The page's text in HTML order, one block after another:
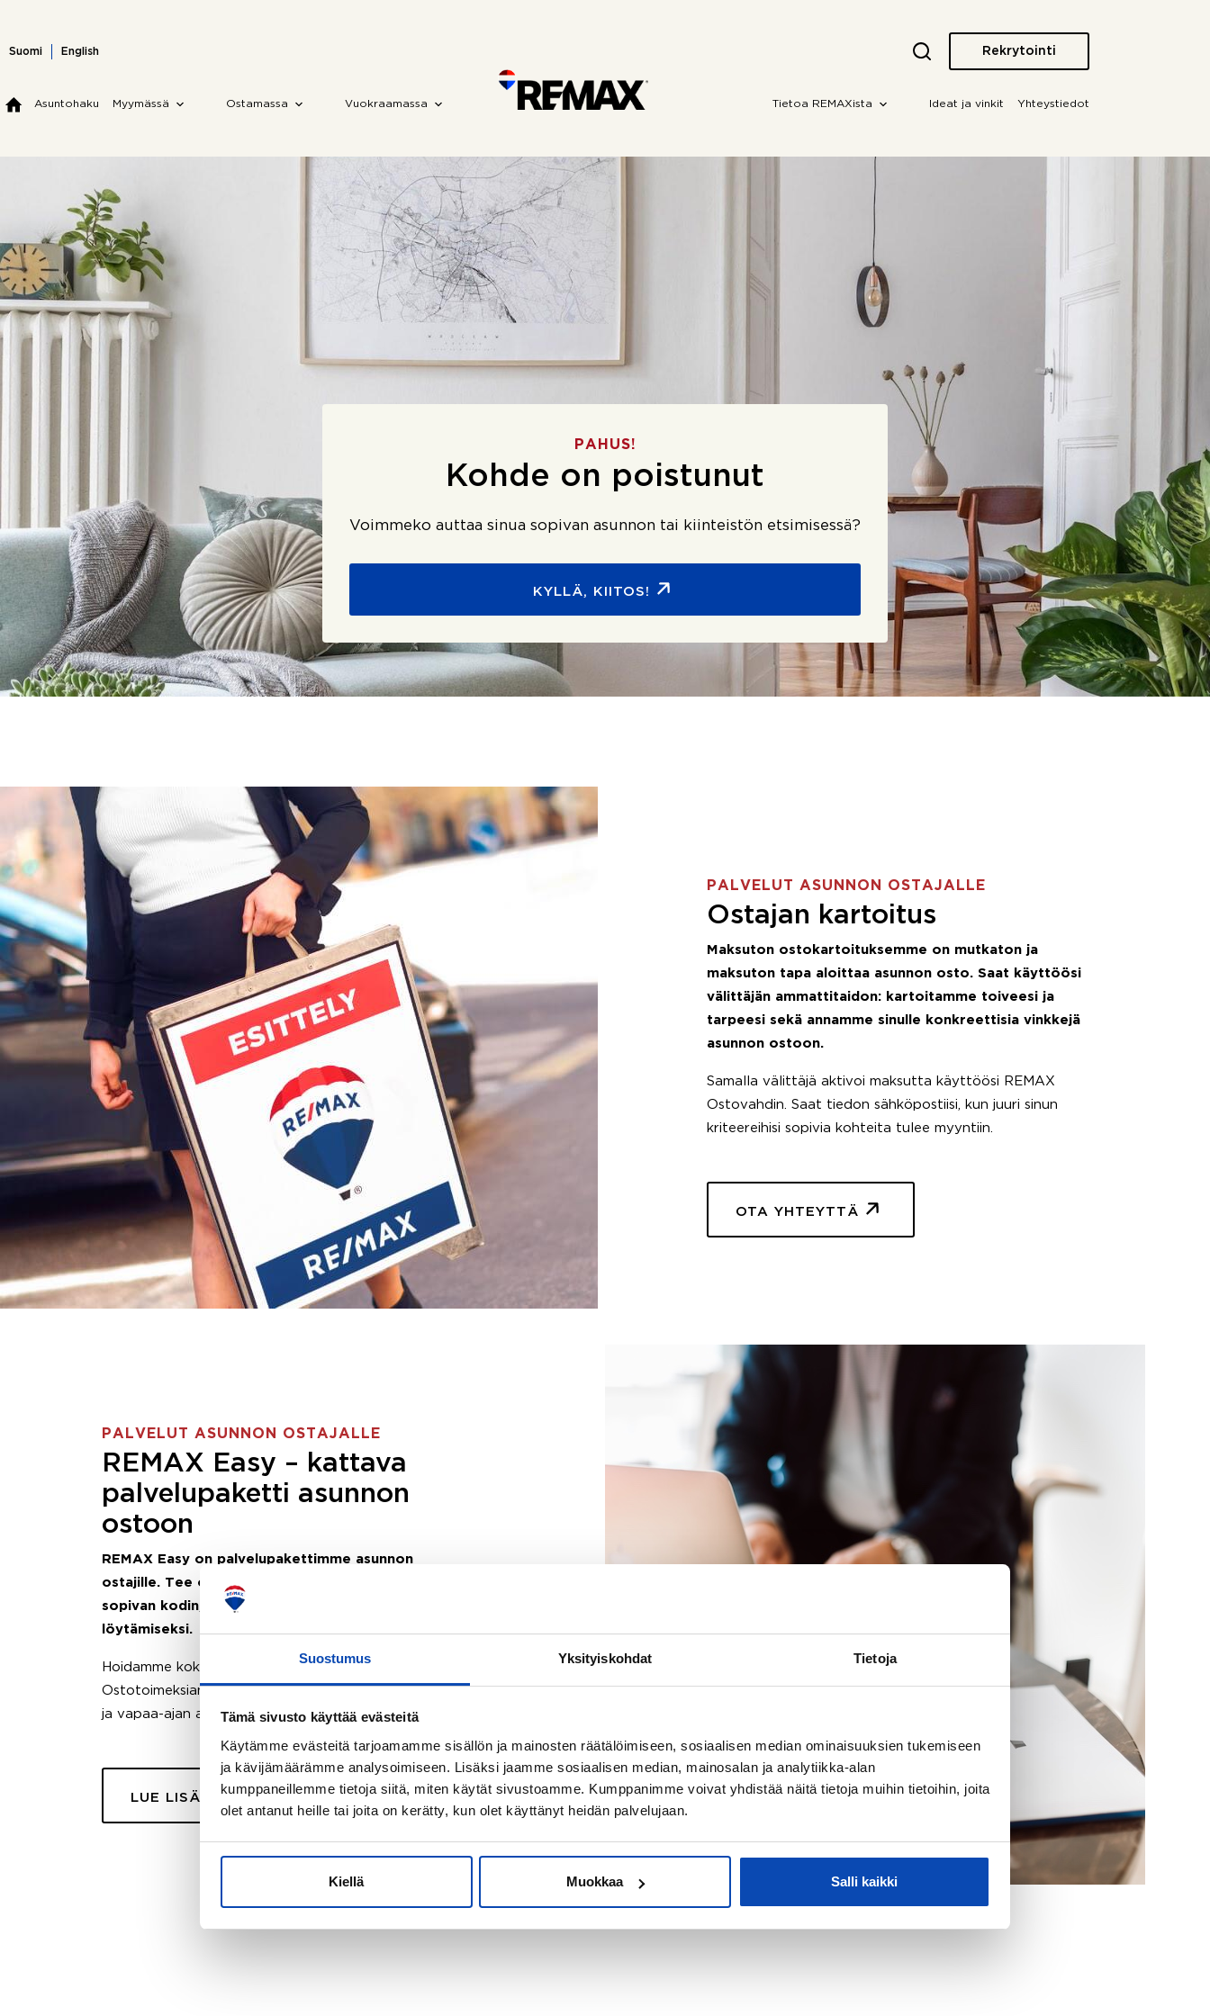
Suostumus Yksityiskohdat Tietoja
Tämä sivusto käyttää evästeitä
Käytämme evästeitä tarjoamamme sisällön ja mainosten räätälöimiseen, sosiaalisen median ominaisuuksien tukemiseen
ja kävijämäärämme analysoimiseen. Lisäksi jaamme sosiaalisen median, mainosalan ja analytiikka-alan
kumppaneillemme tietoja siitä, miten käytät sivustoamme. Kumppanimme voivat yhdistää näitä tietoja muihin tietoihin, joita
olet antanut heille tai joita on kerätty, kun olet käyttänyt heidän palvelujaan.
Kiellä Muokkaa Salli kaikki
content
Suomi English Rekrytointi
Asuntohaku Myymässä Ostamassa Vuokraamassa Tietoa REMAXista Ideat ja vinkit Yhteystiedot
PAHUS!
Kohde on poistunut
Voimmeko auttaa sinua sopivan asunnon tai kiinteistön etsimisessä?
KYLLÄ, KIITOS!
PALVELUT ASUNNON OSTAJALLE
Ostajan kartoitus
Maksuton ostokartoituksemme on mutkaton ja
maksuton tapa aloittaa asunnon osto. Saat käyttöösi
välittäjän ammattitaidon: kartoitamme toiveesi ja
tarpeesi sekä annamme sinulle konkreettisia vinkkejä
asunnon ostoon.
Samalla välittäjä aktivoi maksutta käyttöösi REMAX
Ostovahdin. Saat tiedon sähköpostiisi, kun juuri sinun
kriteereihisi sopivia kohteita tulee myyntiin.
OTA YHTEYTTÄ
PALVELUT ASUNNON OSTAJALLE
REMAX Easy – kattava
palvelupaketti asunnon
ostoon
REMAX Easy on palvelupakettimme asunnon
ostajille. Tee ostotoimeksianto ja etsimme juuri sinulle
sopivan kodin, eikä sinun tarvitse nähdä vaivaa sen
löytämiseksi.
Hoidamme koko ostoprosessin puolestasi.
Ostotoimeksiantopalvelumme sopii myös esimerkiksi sijoitus-
ja vapaa-ajan asuntojen ostoon.
LUE LISÄÄ